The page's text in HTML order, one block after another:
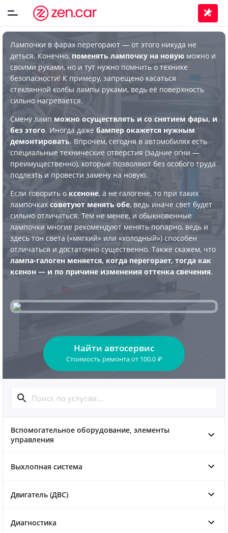
Лампочки в фарах перегорают — от этого никуда не
деться. Конечно, поменять лампочку на новую можно и
своими руками, но и тут нужно помнить о технике
безопасности! К примеру, запрещено касаться
стеклянной колбы лампы руками, ведь её поверхность
сильно нагревается.
Смену ламп можно осуществлять и со снятием фары, и
без этого. Иногда даже бампер окажется нужным
демонтировать. Впрочем, сегодня в автомобилях есть
специальные технические отверстия (задние огни —
преимущественно), которые позволяют без особого труда
подлезть и провести замену на новую.
Если говорить о ксеноне, а не галогене, то при таких
лампочках советуют менять обе, ведь иначе свет будет
сильно отличаться. Тем не менее, и обыкновенные
лампочки многие рекомендуют менять попарно, ведь и
здесь тон света («мягкий» или «холодный») способен
отличаться и достаточно существенно. Также скажем, что
лампа-галоген меняется, когда перегорает, тогда как
ксенон — и по причине изменения оттенка свечения.
Найти автосервис
Стоимость ремонтаот 100.0 ₽
Вспомогательное оборудование, элементы
управления
Выхлопная система
Двигатель (ДВС)
Диагностика